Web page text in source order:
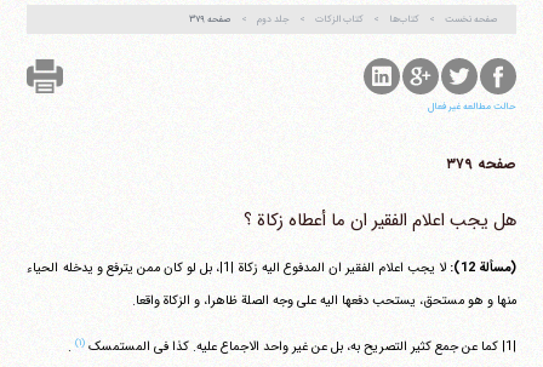
صفحه نخست
کتاب‌ها کتاب الزکات جلد دوم صفحه ۳۷۹
حالت مطالعه غیر فعال
صفحه ۳۷۹
هل یجب اعلام الفقیر ان ما أعطاه زکاة ؟
(مسألة 12):
لا یجب اعلام الفقیر ان المدفوع الیه زکاة |1|، بل لو کان ممن یترفع و یدخله الحیاء
منها و هو مستحق، یستحب دفعها الیه علی وجه الصلة ظاهرا، و الزکاة واقعا.
|1| کما عن جمع کثیر التصریح به، بل عن غیر واحد الاجماع علیه. کذا فی المستمسک (۱) .